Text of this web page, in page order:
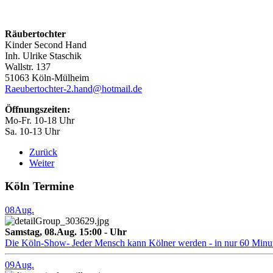
Räubertochter
Kinder Second Hand
Inh. Ulrike Staschik
Wallstr. 137
51063 Köln-Mülheim
Raeubertochter-2.hand@hotmail.de
Öffnungszeiten:
Mo-Fr. 10-18 Uhr
Sa. 10-13 Uhr
Zurück
Weiter
Köln Termine
08Aug.
Samstag, 08.Aug. 15:00 - Uhr
Die Köln-Show- Jeder Mensch kann Kölner werden - in nur 60
09Aug.